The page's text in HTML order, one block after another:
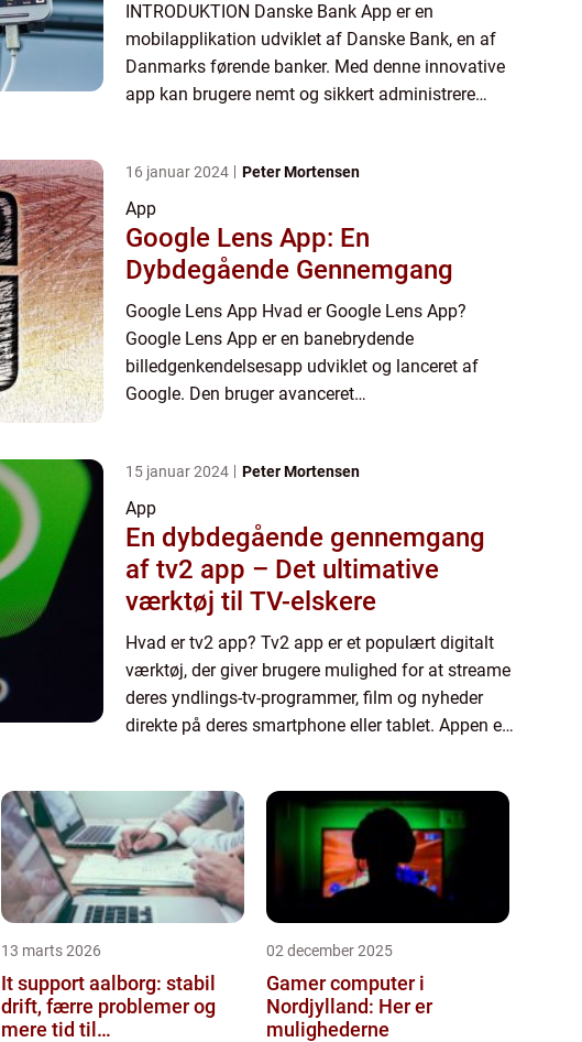
INTRODUKTION Danske Bank App er en
mobilapplikation udviklet af Danske Bank, en af
Danmarks førende banker. Med denne innovative
app kan brugere nemt og sikkert administrere
16 januar 2024 Peter Mortensen
App
Google Lens App: En
Dybdegående Gennemgang
Google Lens App Hvad er Google Lens App?
Google Lens App er en banebrydende
billedgenkendelsesapp udviklet og lanceret af
Google. Den bruger avanceret
15 januar 2024 Peter Mortensen
App
En dybdegående gennemgang
af tv2 app – Det ultimative
værktøj til TV-elskere
Hvad er tv2 app? Tv2 app er et populært digitalt
værktøj, der giver brugere mulighed for at streame
deres yndlings-tv-programmer, film og nyheder
direkte på deres smartphone eller tablet. Appen er
13 marts 2026
It support aalborg: stabil
drift, færre problemer og
mere tid til
02 december 2025
Gamer computer i
Nordjylland: Her er
mulighederne